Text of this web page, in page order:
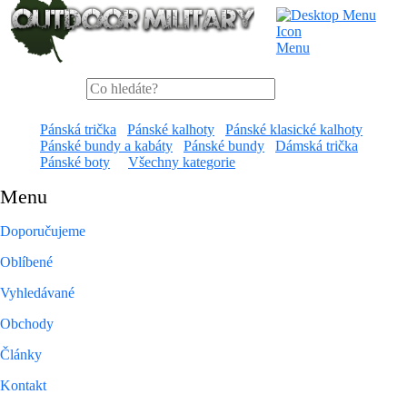
Menu
Pánská trička Pánské kalhoty
Pánské klasické kalhoty
Pánské bundy a kabáty
Pánské bundy
Dámská trička
Pánské boty
Všechny kategorie
Menu
Doporučujeme
Oblíbené
Vyhledávané
Obchody
Články
Kontakt